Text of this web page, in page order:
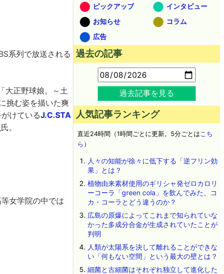
系列で放送される
大正野球娘。～土
挑む姿を描いた爽
けているJ.C.STA
氏。
女学院の中では
ピックアップ
インタビュー
お知らせ
コラム
広告
過去の記事
過去記事を見る
人気記事ランキング
直近24時間（1時間ごとに更新。5分ごとはこち
ら ）
人々の知能が徐々に低下する「逆フリン効
果」とは？
植物由来素材使用のギリシャ発ゼロカロリ
ーコーラ「green cola」を飲んでみた、コ
カ・コーラとどう違うのか？
広島の原爆によってこれまで知られていな
かった多成分合金が生成されていたことが
判明
人類が太陽系を決して離れることができな
い「何もない空間」という最大の壁とは？
細菌と古細菌はそれぞれ独立して進化した